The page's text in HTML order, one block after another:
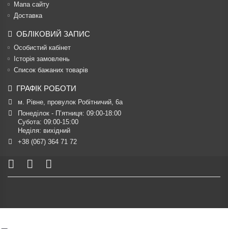
Мапа сайту
Доставка
ОБЛІКОВИЙ ЗАПИС
Особистий кабінет
Історія замовлень
Список бажаних товарів
ГРАФІК РОБОТИ
м. Рівне, провулок Робітничий, 6а
Понеділок - П’ятниця: 09:00-18:00
Субота: 09:00-15:00
Неділя: вихідний
+38 (067) 364 71 72